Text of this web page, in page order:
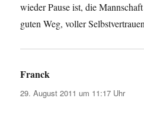
wieder Pause ist, die
guten Weg, voller
Franck
29. August 2011 um 11:17 Uhr